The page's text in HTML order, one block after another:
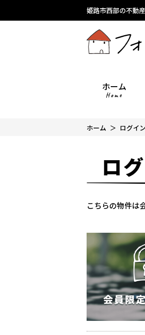
姫路市西部の不動
ホーム
Home
ホーム ログイン
ロ
こちらの物件は